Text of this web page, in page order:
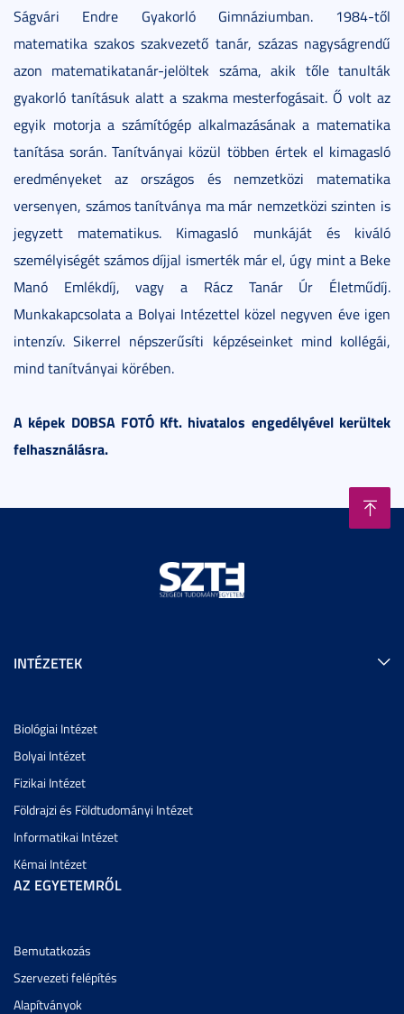
Ságvári Endre Gyakorló Gimnáziumban. 1984-től
matematika szakos szakvezető tanár, százas nagyságrendű
azon matematikatanár-jelöltek száma, akik tőle tanulták
gyakorló tanításuk alatt a szakma mesterfogásait. Ő volt az
egyik motorja a számítógép alkalmazásának a matematika
tanítása során. Tanítványai közül többen értek el kimagasló
eredményeket az országos és nemzetközi matematika
versenyen, számos tanítványa ma már nemzetközi szinten is
jegyzett matematikus. Kimagasló munkáját és kiváló
személyiségét számos díjjal ismerték már el, úgy mint a Beke
Manó Emlékdíj, vagy a Rácz Tanár Úr Életműdíj.
Munkakapcsolata a Bolyai Intézettel közel negyven éve igen
intenzív. Sikerrel népszerűsíti képzéseinket mind kollégái,
mind tanítványai körében.
A képek DOBSA FOTÓ Kft. hivatalos engedélyével kerültek
felhasználásra.
INTÉZETEK
Biológiai Intézet
Bolyai Intézet
Fizikai Intézet
Földrajzi és Földtudományi Intézet
Informatikai Intézet
Kémai Intézet
AZ EGYETEMRŐL
Bemutatkozás
Szervezeti felépítés
Alapítványok